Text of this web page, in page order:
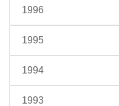
1996
1995
1994
1993